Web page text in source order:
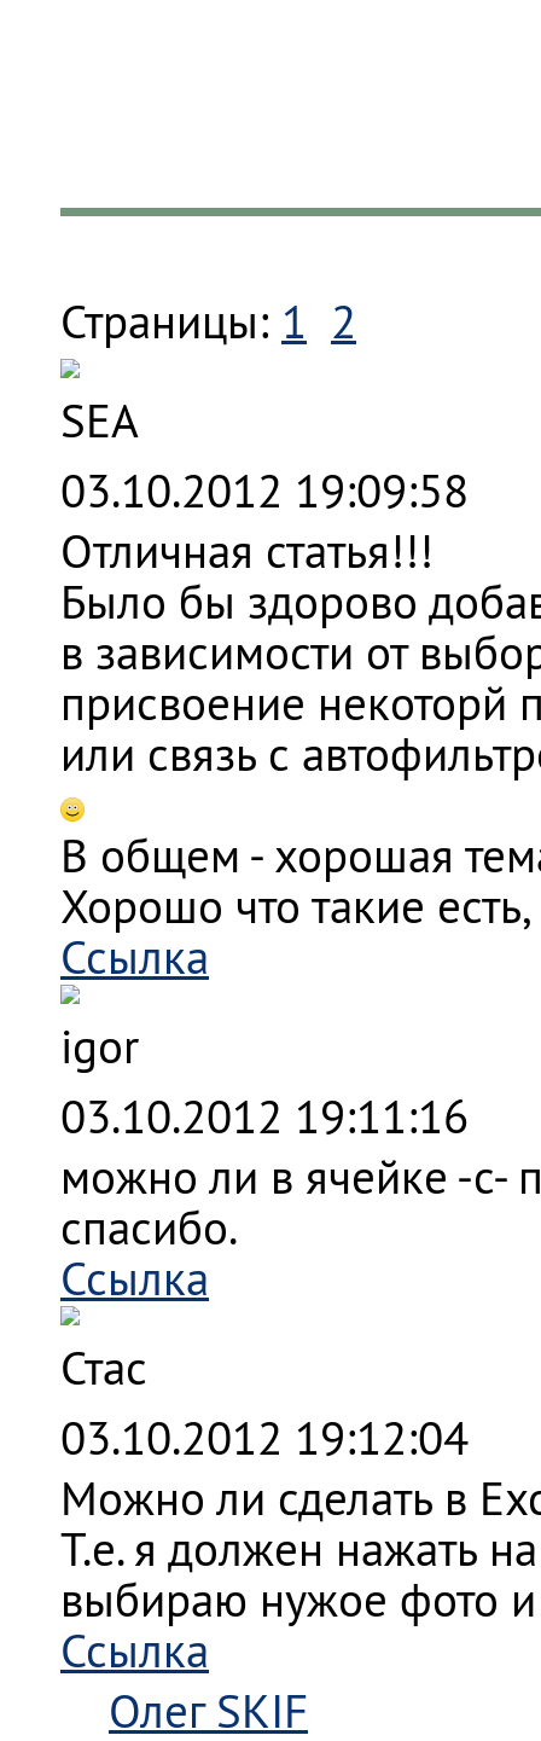
Страницы: 1 2
SEA
03.10.2012 19:09:58
Отличная статья!!!
Было бы здорово
в зависимости от
присвоение некоторй
или связь с
В общем - хорошая
Хорошо что такие
Ссылка
igor
03.10.2012 19:11:16
можно ли в ячейке -с-
спасибо.
Ссылка
Стас
03.10.2012 19:12:04
Можно ли сделать в
Т.е. я должен нажать
выбираю нужое фото и
Ссылка
Олег SKIF